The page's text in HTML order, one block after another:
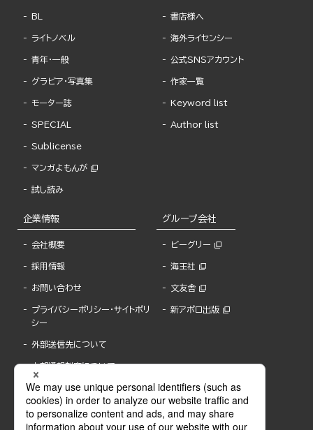
BL
ライトノベル
青年・一般
グラビア・写真集
モーター誌
SPECIAL
Sublicense
マンガよもんが
試し読み
書店様へ
海外ライセンシー
公式SNSアカウント
作家一覧
Keyword list
Author list
企業情報
会社概要
採用情報
お問い合わせ
プライバシーポリシー・サイトポリ
シー
外部送信先について
内部通報制度について
グループ会社
ビーグリー
海王社
文友舎
新アポロ出版